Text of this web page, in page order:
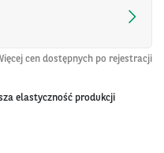
cen dostępnych po rejestracji
elastyczność produkcji